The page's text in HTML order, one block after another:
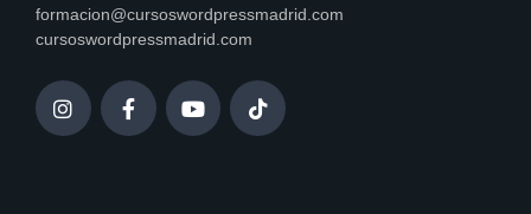
formacion@cursoswordpressmadrid.com
cursoswordpressmadrid.com